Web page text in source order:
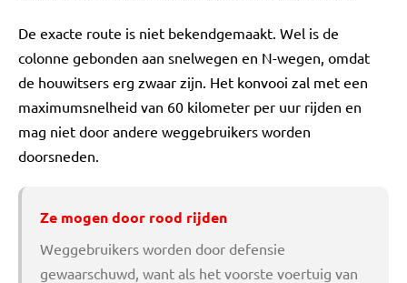
De exacte route is niet bekendgemaakt. Wel is de
colonne gebonden aan snelwegen en N-wegen, omdat
de houwitsers erg zwaar zijn. Het konvooi zal met een
maximumsnelheid van 60 kilometer per uur rijden en
mag niet door andere weggebruikers worden
doorsneden.
Ze mogen door rood rijden
Weggebruikers worden door defensie
gewaarschuwd, want als het voorste voertuig van